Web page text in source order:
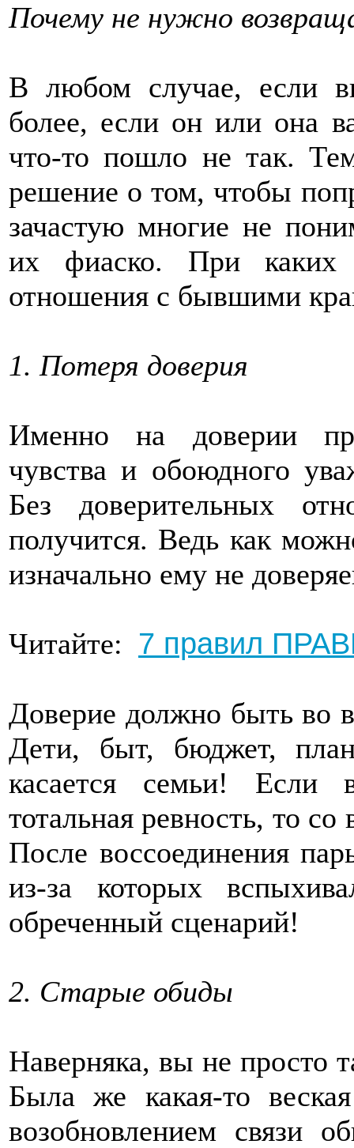
Почему не нужно
В любом случае, если
более, если он или она
что-то пошло не так.
решение о том, чтобы
зачастую многие не
их фиаско. При каких
отношения с бывшими
1. Потеря доверия
Именно на доверии
чувства и обоюдного
Без доверительных
получится. Ведь как
изначально ему не
Читайте: 7 правил
Доверие должно быть во
Дети, быт, бюджет,
касается семьи! Если
тотальная ревность, то
После воссоединения
из-за которых
обреченный сценарий!
2. Старые обиды
Наверняка, вы не просто
Была же какая-то
возобновлением связи